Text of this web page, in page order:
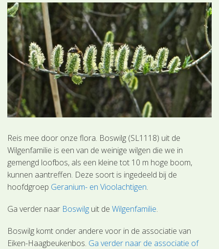
Reis mee door onze flora. Boswilg (SL1118) uit de
Wilgenfamilie is een van de weinige wilgen die we in
gemengd loofbos, als een kleine tot 10 m hoge boom,
kunnen aantreffen. Deze soort is ingedeeld bij de
hoofdgroep Geranium- en Vioolachtigen.
Ga verder naar Boswilg uit deWilgenfamilie.
Boswilg komt onder andere voor in de associatie van
Eiken-Haagbeukenbos. Ga verder naar de associatie of